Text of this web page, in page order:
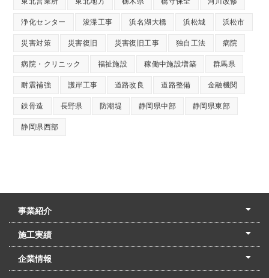
浄化センター 浚渫工事 浜名湖大橋 浜松城 浜松市
災害対策 災害復旧 災害復旧工事 独自工法 病院
病院・クリニック 福祉施設 稼働中施設増築 群馬県
耐震補強 護岸工事 道路改良 道路整備 金融機関
鉄骨造 長野県 防潮堤 静岡県中部 静岡県東部
静岡県西部
事業紹介
土木本部
建築本部
PPP・PFI
リフォーム・リノベーション
中村建設の家
施工実績
土木部門
建築部門
リフォーム部門
住宅部門
名古屋支店
東京支店
企業情報